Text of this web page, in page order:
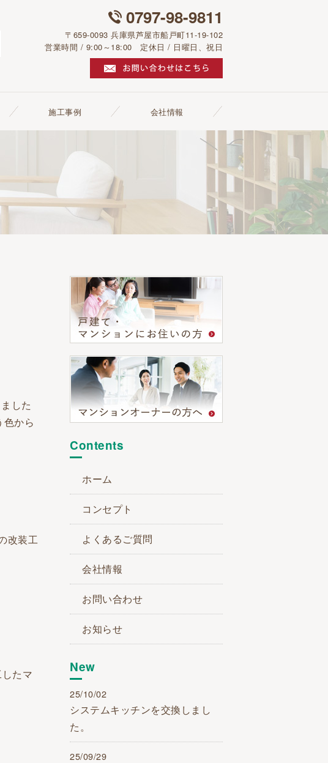
0797-98-9811
〒659-0093 兵庫県芦屋市船戸町11-19-102
営業時間 / 9:00～18:00 定休日 / 日曜日、祝日
施工事例 会社情報
した
から
改装工
たマ
Contents
ホーム
コンセプト
よくあるご質問
会社情報
お問い合わせ
お知らせ
New
25/10/02
システムキッチンを交換しまし
た。
25/09/29